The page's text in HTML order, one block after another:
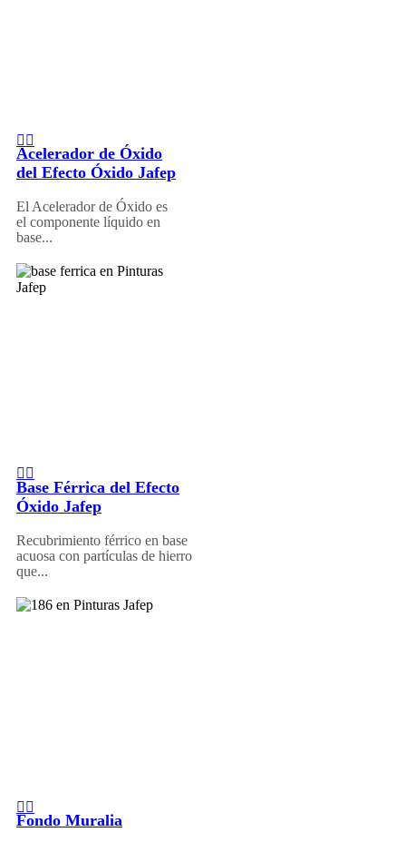
Acelerador de Óxido
del Efecto Óxido Jafep
El Acelerador de Óxido es
el componente líquido en
base...
Base Férrica del Efecto
Óxido Jafep
Recubrimiento férrico en base
acuosa con partículas de hierro
que...
Fondo Muralia